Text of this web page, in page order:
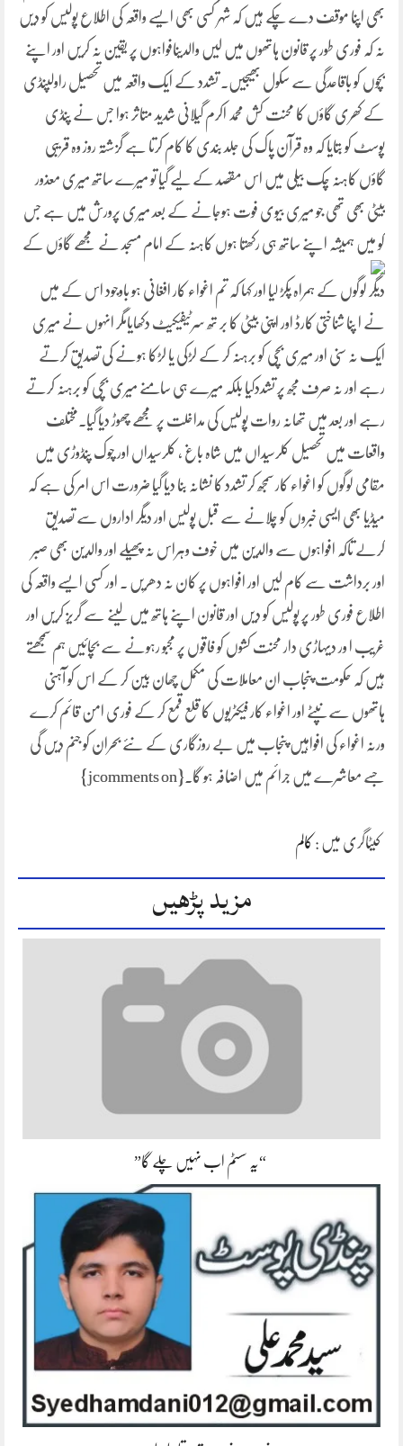
بھی اپنا موقف دے چکے ہیں کہ شہر کسی بھی ایسے واقعہ کی اطلاع پولیس کو دیں
نہ کہ فوری طور پر قانون ہاتھوں میں لیں والدینافواہوں پر یقین نہ کریں اور اپنے
بچوں کو باقاعدگی سے سکول بھیجیں۔ تشدد کے ایک واقعہ میں تحصیل راولپنڈی
کے کھری گاؤں کا محنت کش محمد اکرم گیلانی شدید متاثر ہوا جس نے پنڈی
پوسٹ کو بتایا کہ وہ قرآن پاک کی جلد بندی کا کام کرتا ہے گزشتہ روز وہ قریبی
گاؤں کاہنہ چک بیلی میں اس مقصد کے لیے گیا تو میرے ساتھ میری معذور
بیٹی بھی تھی جو میری بیوی فوت ہوجانے کے بعد میری پرورش میں ہے جس
کو میں ہمیشہ اپنے ساتھ ہی رکھتا ہوں کاہنہ کے امام مسجد نے مجھے گاؤں کے
دیگر لوگوں کے ہمراہ پکڑ لیا اور کہا کہ تم اغواء کار افغانی ہو باوجود اس کے میں
نے ا پنا شناختی کارڈ اور اپنی بیٹی کا بر تھ سرٹیفیکیٹ دکھایامگر انہوں نے میری
ایک نہ سنی اور میری بچی کو برہنہ کر کے لڑکی یا لڑکا ہونے کی تصدیق کرتے
رہے اور نہ صرف مجھ پر تشددکیا بلکہ میرے ہی سامنے میری بچی کو برہنہ کرتے
رہے اور بعد میں تھانہ روات پولیس کی مداخلت پر مجھے چھوڑ دیا گیا۔مختلف
واقعات میں تحصیل کلرسیداں میں شاہ باغ ، کلرسیداں اور چوک پنڈوڑی میں
مقامی لوگوں کو اغواء کار سمجھ کر تشدد کا نشانہ بنا دیا گیا ضرورت اس امر کی ہے کہ
میڈیا بھی ایسی خبروں کو چلانے سے قبل پولیس اور دیگر اداروں سے تصدیق
کرلے تاکہ افواہوں سے والدین میں خوف وہراس نہ پھیلے اور والدین بھی صبر
اور برداشت سے کام لیں اور افواہوں پر کان نہ دھریں ۔ اور کسی ایسے واقعہ کی
اطلاع فوری طور پر پولیس کو دیں اور قانون اپنے ہاتھ میں لینے سے گریز کریں اور
غریب ا ور دیہاڑی دار محنت کشوں کو فاقوں پر مجبو رہونے سے بچائیں ہم سمجھتے
ہیں کہ حکومت پنجاب ان معاملات کی مکمل چھان بین کر کے اس کو آہنی
ہاتھوں سے نپٹے اور اغواء کار فیکٹریوں کا قلع قمع کر کے فوری امن قائم کرے
ورنہ اغواء کی افواہیں پنجاب میں بے روزگاری کے نئے بحران کو جنم دیں گی
جسے معاشرے میں جرائم میں اضافہ ہو گا۔{jcomments on}
کیٹاگری میں : کالم
مزید پڑھیں
“یہ سسٹم اب نہیں چلے گا”